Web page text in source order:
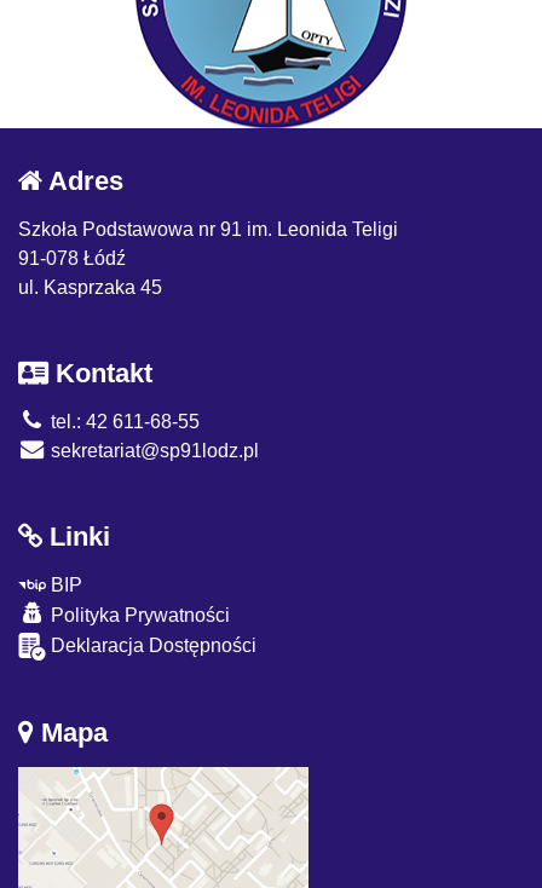
Adres
Szkoła Podstawowa nr 91 im. Leonida Teligi
91-078 Łódź
ul. Kasprzaka 45
Kontakt
tel.: 42 611-68-55
sekretariat@sp91lodz.pl
Linki
BIP
Polityka Prywatności
Deklaracja Dostępności
Mapa